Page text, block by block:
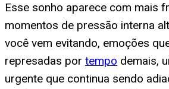
Esse sonho aparece com mais
momentos de pressão interna
você vem evitando, emoções
represadas por tempo demais,
urgente que continua sendo